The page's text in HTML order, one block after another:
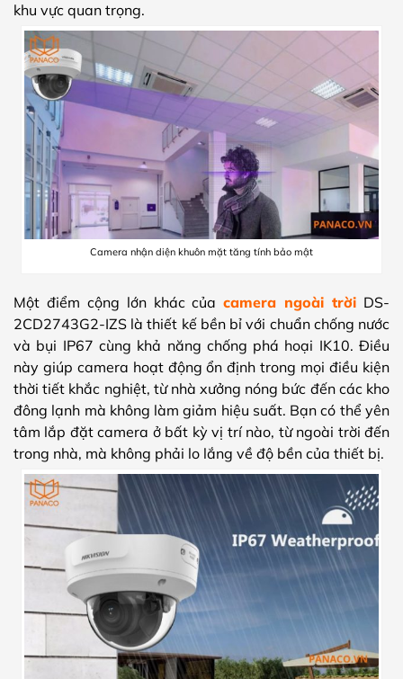
khu vực quan trọng.
Camera nhận diện khuôn mặt tăng tính bảo mật
Một điểm cộng lớn khác củacamera ngoài trời DS-
2CD2743G2-IZS là thiết kế bền bỉ với chuẩn chống nước
và bụi IP67 cùng khả năng chống phá hoại IK10. Điều
này giúp camera hoạt động ổn định trong mọi điều kiện
thời tiết khắc nghiệt, từ nhà xưởng nóng bức đến các kho
đông lạnh mà không làm giảm hiệu suất. Bạn có thể yên
tâm lắp đặt camera ở bất kỳ vị trí nào, từ ngoài trời đến
trong nhà, mà không phải lo lắng về độ bền của thiết bị.